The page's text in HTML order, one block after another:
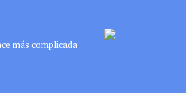
más complicada